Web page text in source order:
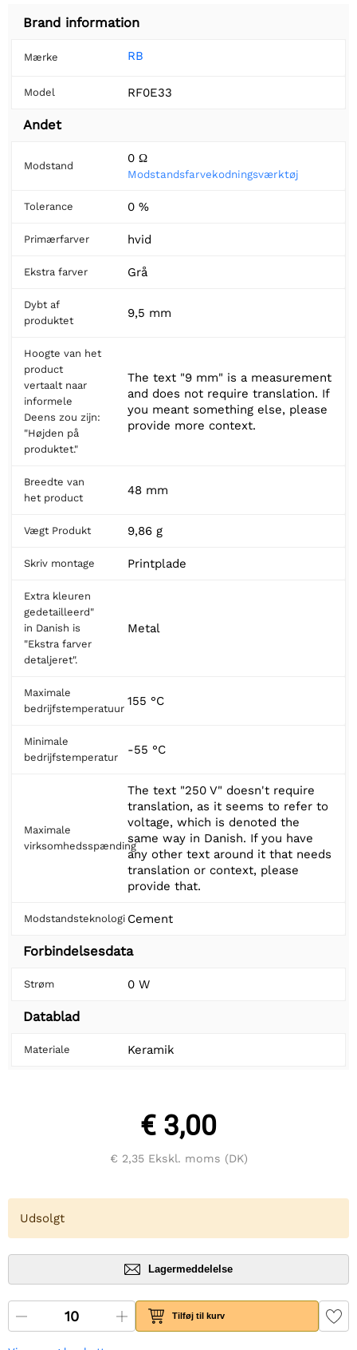
Brand information
Mærke RB
Model RF0E33
Andet
Modstand
0 Ω
Modstandsfarvekodningsværktøj
Tolerance 0 %
Primærfarver hvid
Ekstra farver Grå
Dybt af
produktet
9,5 mm
Hoogte van het
product
vertaalt naar
informele
Deens zou zijn:
"Højden på
produktet."
The text "9 mm" is a measurement
and does not require translation. If
you meant something else, please
provide more context.
Breedte van
het product
48 mm
Vægt Produkt 9,86 g
Skriv montage Printplade
Extra kleuren
gedetailleerd"
in Danish is
"Ekstra farver
detaljeret".
Metal
Maximale
bedrijfstemperatuur
155 °C
Minimale
bedrijfstemperatur
-55 °C
Maximale
virksomhedsspænding
The text "250 V" doesn't require
translation, as it seems to refer to
voltage, which is denoted the
same way in Danish. If you have
any other text around it that needs
translation or context, please
provide that.
Modstandsteknologi Cement
Forbindelsesdata
Strøm 0 W
Datablad
Materiale Keramik
€ 3,00
€ 2,35Ekskl. moms (DK)
Udsolgt
Lagermeddelelse
Tilføj til kurv